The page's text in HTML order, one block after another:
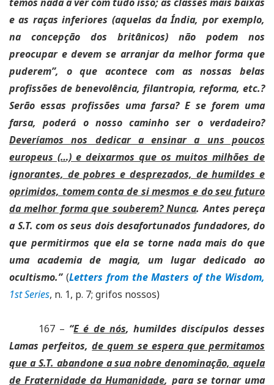
e as raças inferiores (aquelas da Índia, por exemplo,
na concepção dos britânicos) não podem nos
preocupar e devem se arranjar da melhor forma que
puderem”, o que acontece com as nossas belas
profissões de benevolência, filantropia, reforma, etc.?
Serão essas profissões uma farsa? E se forem uma
farsa, poderá o nosso caminho ser o verdadeiro?
Deveríamos nos dedicar a ensinar a uns poucos
europeus (…) e deixarmos que os muitos milhões de
ignorantes, de pobres e desprezados, de humildes e
oprimidos, tomem conta de si mesmos e do seu futuro
da melhor forma que souberem? Nunca. Antes pereça
a S.T. com os seus dois desafortunados fundadores, do
que permitirmos que ela se torne nada mais do que
uma academia de magia, um lugar dedicado ao
ocultismo.”(Letters from the Masters of the Wisdom,
1st Series, n. 1, p. 7; grifos nossos)
167 – “E é de nós, humildes discípulos desses
Lamas perfeitos,de quem se espera que permitamos
que a S.T. abandone a sua nobre denominação, aquela
de Fraternidade da Humanidade, para se tornar uma